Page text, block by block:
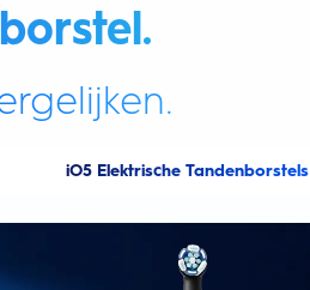
iO5 Elektrische Tandenborstels